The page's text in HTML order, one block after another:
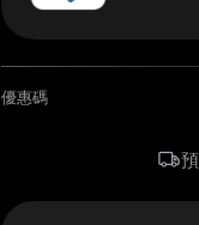
優惠碼